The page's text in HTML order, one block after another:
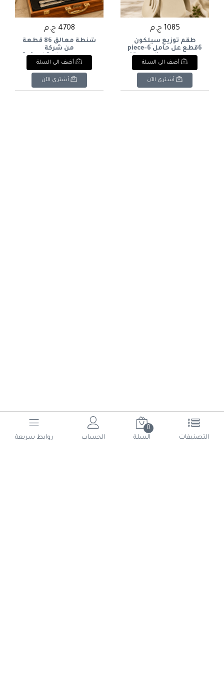
التصنيفات
0
السلة
الحساب روابط سريعة
1085 ج.م
طقم توزيع سيلكون
6قطع عل حامل 6-piece
silicone dispenser set on
a stand
أضف الى السلة
أشتري الآن
4708 ج.م
شنطة معالق 86 قطعة
من شركة
اكسفوردOxford Cutlery
Set, 86 Pieces
أضف الى السلة
أشتري الآن
1
(current)
3
5
6